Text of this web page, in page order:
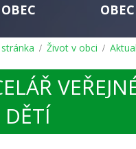
OBEC
Život v obci
DĚTÍ